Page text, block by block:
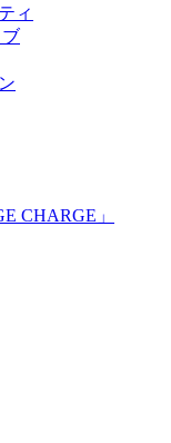
ィ
CHARGE」